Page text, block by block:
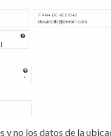
y no los datos de la